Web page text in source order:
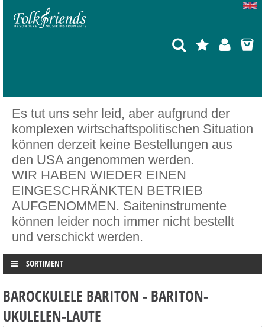
Es tut uns sehr leid, aber aufgrund der
komplexen wirtschaftspolitischen Situation
können derzeit keine Bestellungen aus
den USA angenommen werden.
WIR HABEN WIEDER EINEN
EINGESCHRÄNKTEN BETRIEB
AUFGENOMMEN. Saiteninstrumente
können leider noch immer nicht bestellt
und verschickt werden.
SORTIMENT
BAROCKULELE BARITON - BARITON-
UKULELEN-LAUTE